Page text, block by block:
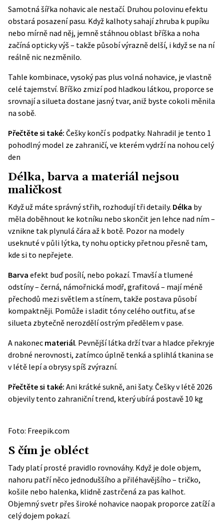
Samotná šířka nohavic ale nestačí. Druhou polovinu efektu
obstará posazení pasu. Když kalhoty sahají zhruba k pupíku
nebo mírně nad něj, jemně stáhnou oblast bříška a noha
začíná opticky výš – takže působí výrazně delší, i když se na ní
reálně nic nezměnilo.
Tahle kombinace, vysoký pas plus volná nohavice, je vlastně
celé tajemství. Bříško zmizí pod hladkou látkou, proporce se
srovnají a silueta dostane jasný tvar, aniž byste cokoli měnila
na sobě.
Přečtěte si také: Češky končí s podpatky. Nahradil je tento 1
pohodlný model ze zahraničí, ve kterém vydrží na nohou celý
den
Délka, barva a materiál nejsou
maličkost
Když už máte správný střih, rozhodují tři detaily. Délka by
měla doběhnout ke kotníku nebo skončit jen lehce nad ním –
vznikne tak plynulá čára až k botě. Pozor na modely
useknuté v půli lýtka, ty nohu opticky přetnou přesně tam,
kde si to nepřejete.
Barva efekt buď posílí, nebo pokazí. Tmavší a tlumené
odstíny – černá, námořnická modř, grafitová – mají méně
přechodů mezi světlem a stínem, takže postava působí
kompaktněji. Pomůže i sladit tóny celého outfitu, ať se
silueta zbytečně nerozdělí ostrým předělem v pase.
A nakonec materiál. Pevnější látka drží tvar a hladce překryje
drobné nerovnosti, zatímco úplně tenká a splihlá tkanina se
v létě lepí a obrysy spíš zvýrazní.
Přečtěte si také: Ani krátké sukně, ani šaty. Češky v létě 2026
objevily tento zahraniční trend, který ubírá postavě 10 kg
Foto: Freepik.com
S čím je obléct
Tady platí prosté pravidlo rovnováhy. Když je dole objem,
nahoru patří něco jednoduššího a přiléhavějšího – tričko,
košile nebo halenka, klidně zastrčená za pas kalhot.
Objemný svetr přes široké nohavice naopak proporce zatíží a
celý dojem pokazí.